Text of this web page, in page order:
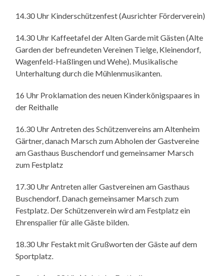
14.30 Uhr Kinderschützenfest (Ausrichter Förderverein)
14.30 Uhr Kaffeetafel der Alten Garde mit Gästen (Alte
Garden der befreundeten Vereinen Tielge, Kleinendorf,
Wagenfeld-Haßlingen und Wehe). Musikalische
Unterhaltung durch die Mühlenmusikanten.
16 Uhr Proklamation des neuen Kinderkönigspaares in
der Reithalle
16.30 Uhr Antreten des Schützenvereins am Altenheim
Gärtner, danach Marsch zum Abholen der Gastvereine
am Gasthaus Buschendorf und gemeinsamer Marsch
zum Festplatz
17.30 Uhr Antreten aller Gastvereinen am Gasthaus
Buschendorf. Danach gemeinsamer Marsch zum
Festplatz. Der Schützenverein wird am Festplatz ein
Ehrenspalier für alle Gäste bilden.
18.30 Uhr Festakt mit Grußworten der Gäste auf dem
Sportplatz.